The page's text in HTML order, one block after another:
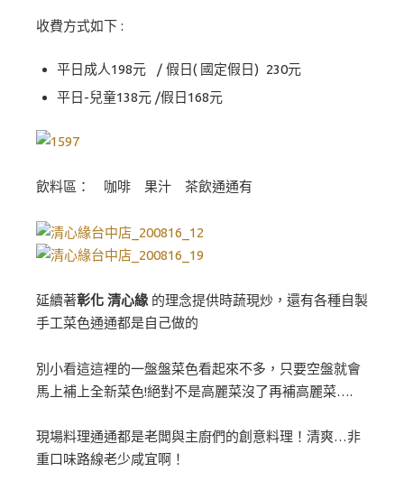
收費方式如下 :
平日成人198元 / 假日( 國定假日) 230元
平日-兒童138元 /假日168元
飲料區： 咖啡 果汁 茶飲通通有
延續著彰化 清心緣 的理念提供時蔬現炒，還有各種自製
手工菜色通通都是自己做的
別小看這這裡的一盤盤菜色看起來不多，只要空盤就會
馬上補上全新菜色!絕對不是高麗菜沒了再補高麗菜….
現場料理通通都是老闆與主廚們的創意料理！清爽…非
重口味路線老少咸宜啊！